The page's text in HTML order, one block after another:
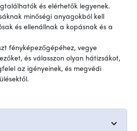
és elérhetők legyenek.
minőségi anyagokból kell
és ellenállnak a kopásnak és a
fényképezőgépéhez, vegye
és válasszon olyan hátizsákot,
az igényeinek, és megvédi